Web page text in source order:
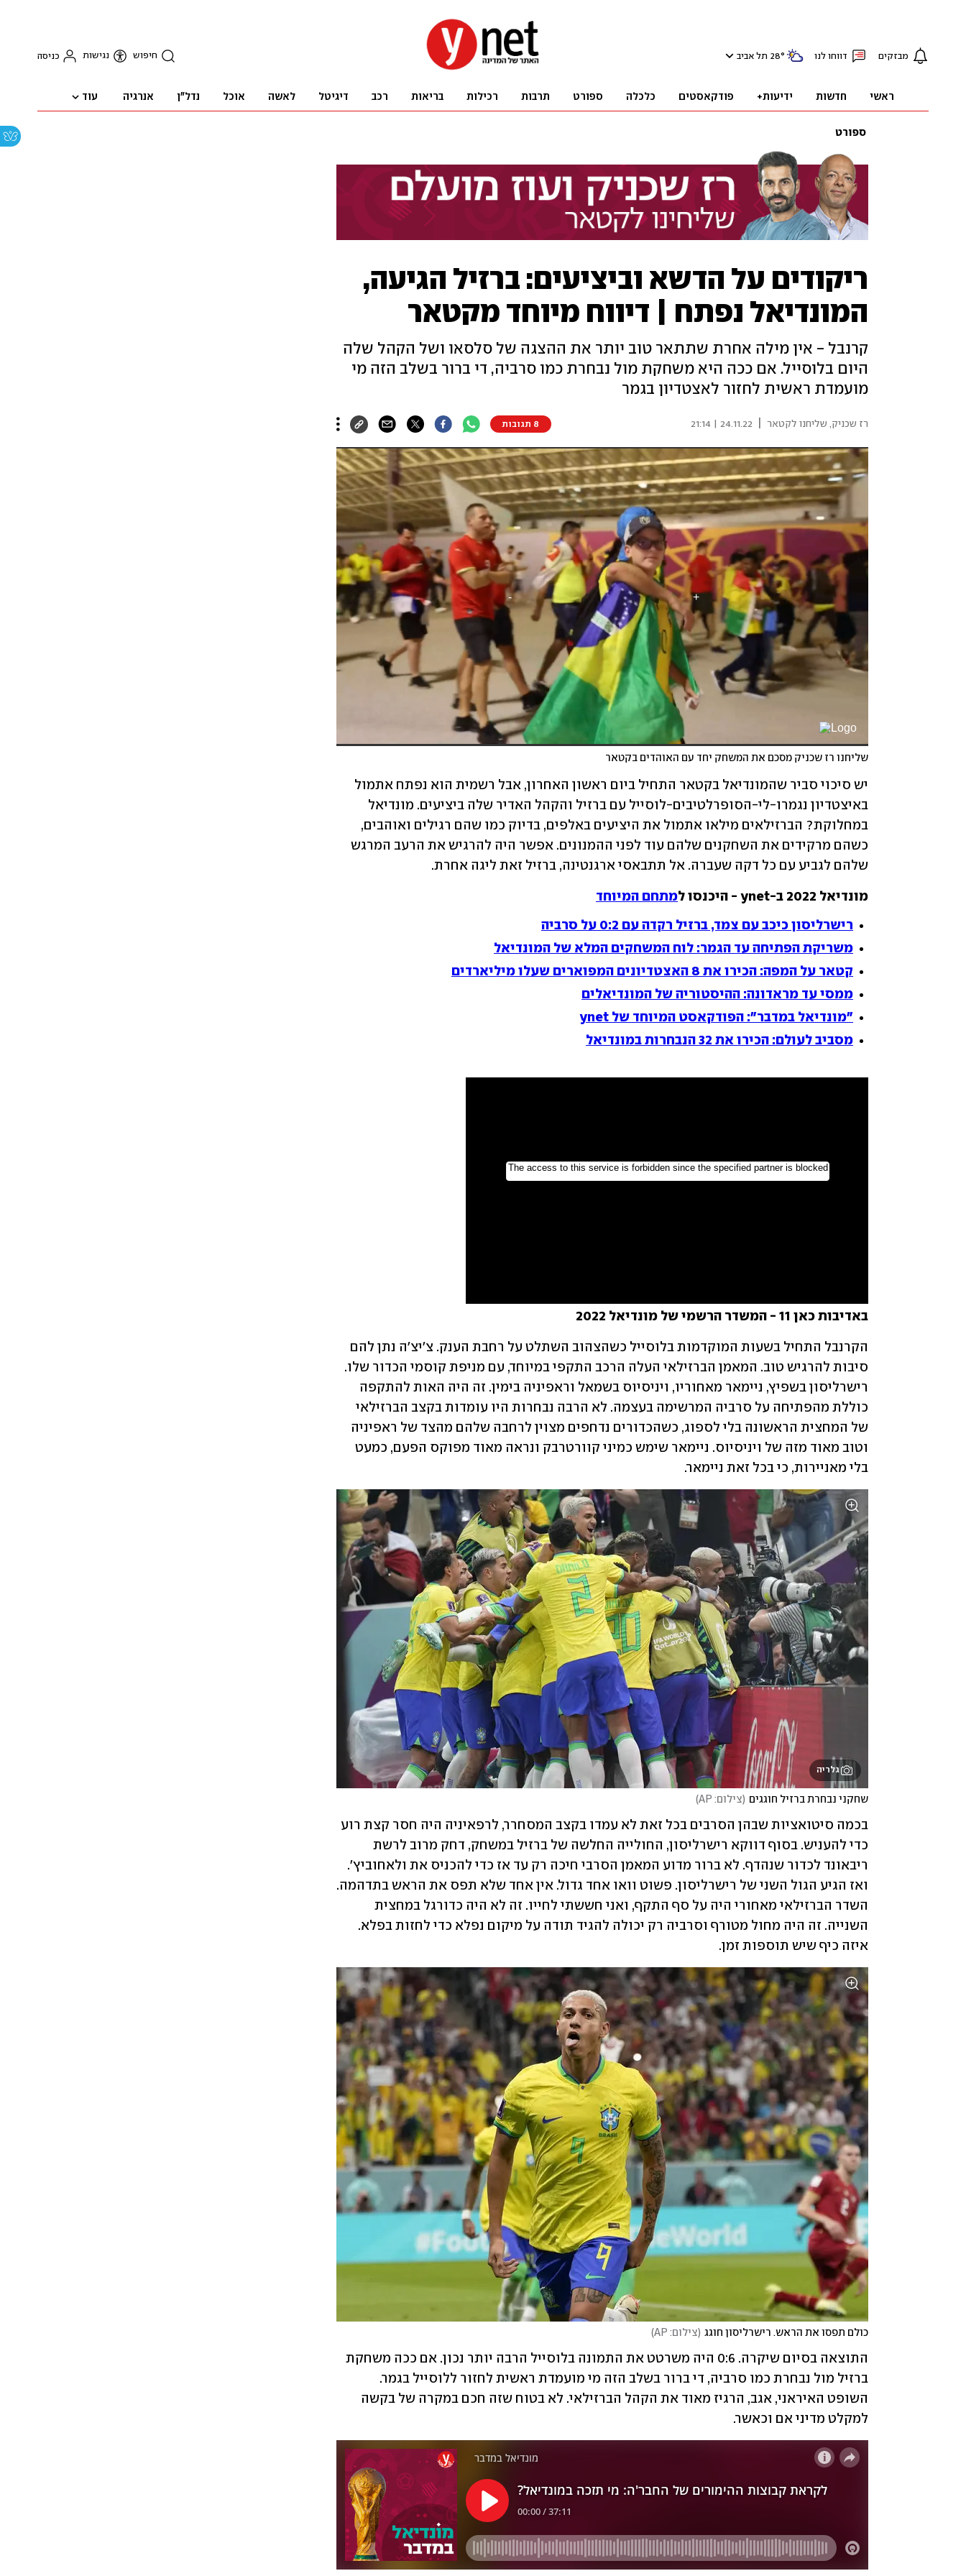
מבזקים דווחו לנו 28° תל אביב חיפוש נגישות כניסה
ראשי חדשות ידיעות+ פודקאסטים כלכלה ספורט תרבות רכילות בריאות רכב דיגיטל לאשה אוכל נדל"ן אנרגיה עוד
ספורט
ריקודים על הדשא וביציעים: ברזיל הגיעה,
המונדיאל נפתח | דיווח מיוחד מקטאר
קרנבל - אין מילה אחרת שתתאר טוב יותר את ההצגה של סלסאו ושל הקהל שלה
היום בלוסייל. אם ככה היא משחקת מול נבחרת כמו סרביה, די ברור בשלב הזה מי
מועמדת ראשית לחזור לאצטדיון בגמר
רז שכניק שליחנו לקטאר 24.11.22 | 21:14 8 תגובות
שליחנו רז שכניק מסכם את המשחק יחד עם האוהדים בקטאר
שלהם לגביע עם כל דקה שעברה. אל תתבאסי ארגנטינה, ברזיל זאת ליגה אחרת.
מונדיאל 2022 ב-ynet - היכנסו ל מתחם המיוחד
רישרליסון כיכב עם צמד, ברזיל רקדה עם 0:2 על סרביה
משריקת הפתיחה עד הגמר: לוח המשחקים המלא של המונדיאל
קטאר על המפה: הכירו את 8 האצטדיונים המפוארים שעלו מיליארדים
ממסי עד מראדונה: ההיסטוריה של המונדיאלים
"מונדיאל במדבר": הפודקאסט המיוחד של ynet
מסביב לעולם: הכירו את 32 הנבחרות במונדיאל
באדיבות כאן 11 - המשדר הרשמי של מונדיאל 2022
בלי מאניירות, כי בכל זאת ניימאר.
גלריה
שחקני נבחרת ברזיל חוגגים (צילום: AP )
איזה כיף שיש תוספות זמן.
כולם תפסו את הראש. רישרליסון חוגג (צילום: AP )
למקלט מדיני אם וכאשר.